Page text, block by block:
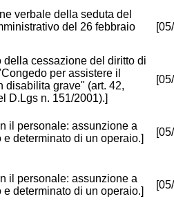
verbale della seduta del
del 26 febbraio
della cessazione del diritto di
per assistere il
disabilita grave" (art. 42,
D.Lgs n. 151/2001).]
il personale: assunzione a
e determinato di un operaio.]
il personale: assunzione a
e determinato di un operaio.]